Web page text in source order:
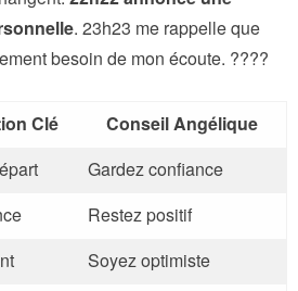
. 23h23 me rappelle que
besoin de mon écoute. ????
Clé
Conseil Angélique
Gardez confiance
Restez positif
Soyez optimiste